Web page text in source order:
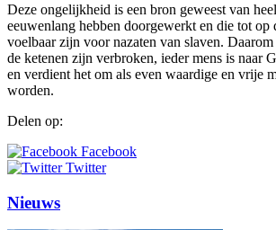
Deze ongelijkheid is een bron geweest van
eeuwenlang hebben doorgewerkt en die tot op
voelbaar zijn voor nazaten van slaven.
de ketenen zijn verbroken, ieder mens is naar
en verdient het om als even waardige en vrije
worden.
Delen op:
Facebook
Twitter
Nieuws